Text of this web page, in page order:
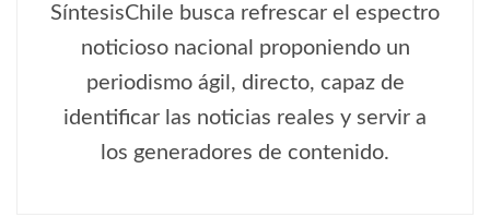
SíntesisChile busca refrescar el espectro
noticioso nacional proponiendo un
periodismo ágil, directo, capaz de
identificar las noticias reales y servir a
los generadores de contenido.